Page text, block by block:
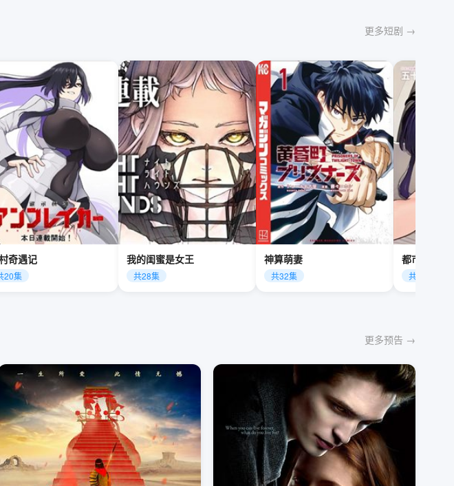
更多短剧 →
奇遇记
20集
我的闺蜜是女王
共28集
神算萌妻
共32集
都市极品神
共40集
更多预告 →